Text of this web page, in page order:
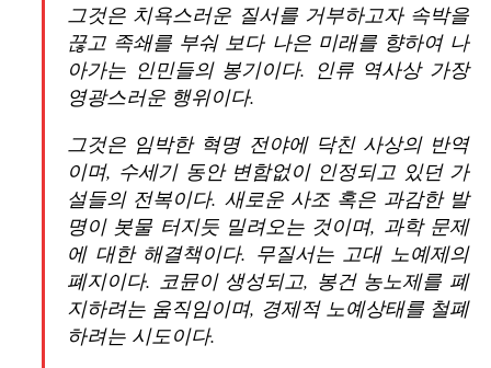
그것은 치욕스러운 질서를 거부하고자 속박을
끊고 족쇄를 부숴 보다 나은 미래를 향하여 나
아가는 인민들의 봉기이다. 인류 역사상 가장
영광스러운 행위이다.
그것은 임박한 혁명 전야에 닥친 사상의 반역
이며, 수세기 동안 변함없이 인정되고 있던 가
설들의 전복이다. 새로운 사조 혹은 과감한 발
명이 봇물 터지듯 밀려오는 것이며, 과학 문제
에 대한 해결책이다. 무질서는 고대 노예제의
폐지이다. 코뮨이 생성되고, 봉건 농노제를 폐
지하려는 움직임이며, 경제적 노예상태를 철폐
하려는 시도이다.